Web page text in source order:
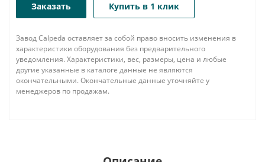
Заказать Купить в 1 клик
Завод Calpeda оставляет за собой право вносить изменения в
характеристики оборудования без предварительного
уведомления. Характеристики, вес, размеры, цена и любые
другие указанные в каталоге данные не являются
окончательными. Окончательные данные уточняйте у
менеджеров по продажам.